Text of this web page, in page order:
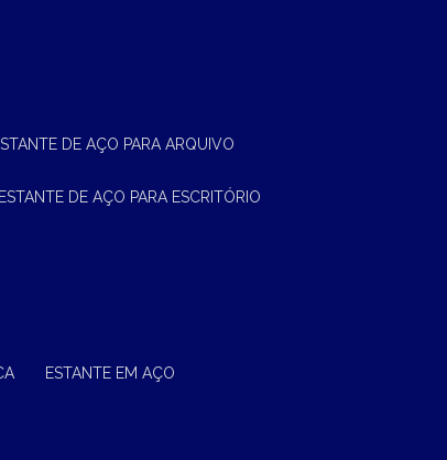
ESTANTE DE AÇO PARA ARQUIVO
ESTANTE DE AÇO PARA ESCRITÓRIO
ESTANTE EM AÇO